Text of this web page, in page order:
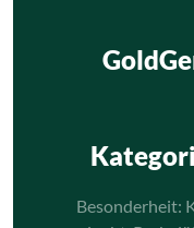
Besonderheit: